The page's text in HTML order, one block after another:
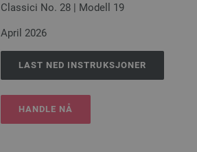
Classici No. 28 | Modell 19
April 2026
LAST NED INSTRUKSJONER
HANDLE NÅ